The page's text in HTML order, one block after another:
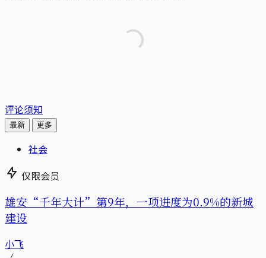
评论须知
最新 更多
社会
仅限会员
雄安“千年大计”第9年，一项进度为0.9%的新城
建设
小飞